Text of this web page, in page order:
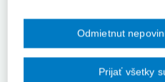
zdravotníckych povolaniach
asistentka a ustanovení
zdravotníckych povolaniach
Odmietnut
Prijať všetky